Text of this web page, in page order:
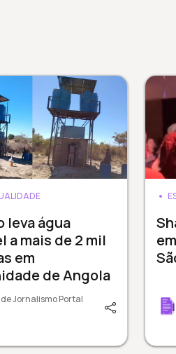
leva água
a mais de 2 mil
em
de Angola
Jornalismo Portal